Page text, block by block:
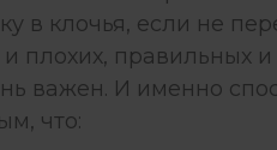
в клочья, если не
плохих, правильных
важен. И именно
что: